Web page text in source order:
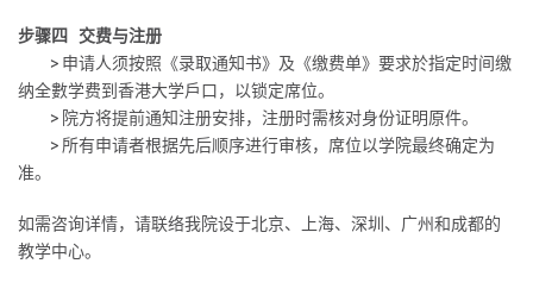
步骤四 交费与注册
> 申请人须按照《录取通知书》及《缴费单》要求於指定时间缴
纳全數学费到香港大学戶口，以锁定席位。
> 院方将提前通知注册安排，注册时需核对身份证明原件。
> 所有申请者根据先后顺序进行审核，席位以学院最终确定为
准。
如需咨询详情，请联络我院设于北京、上海、深圳、广州和成都的
教学中心。